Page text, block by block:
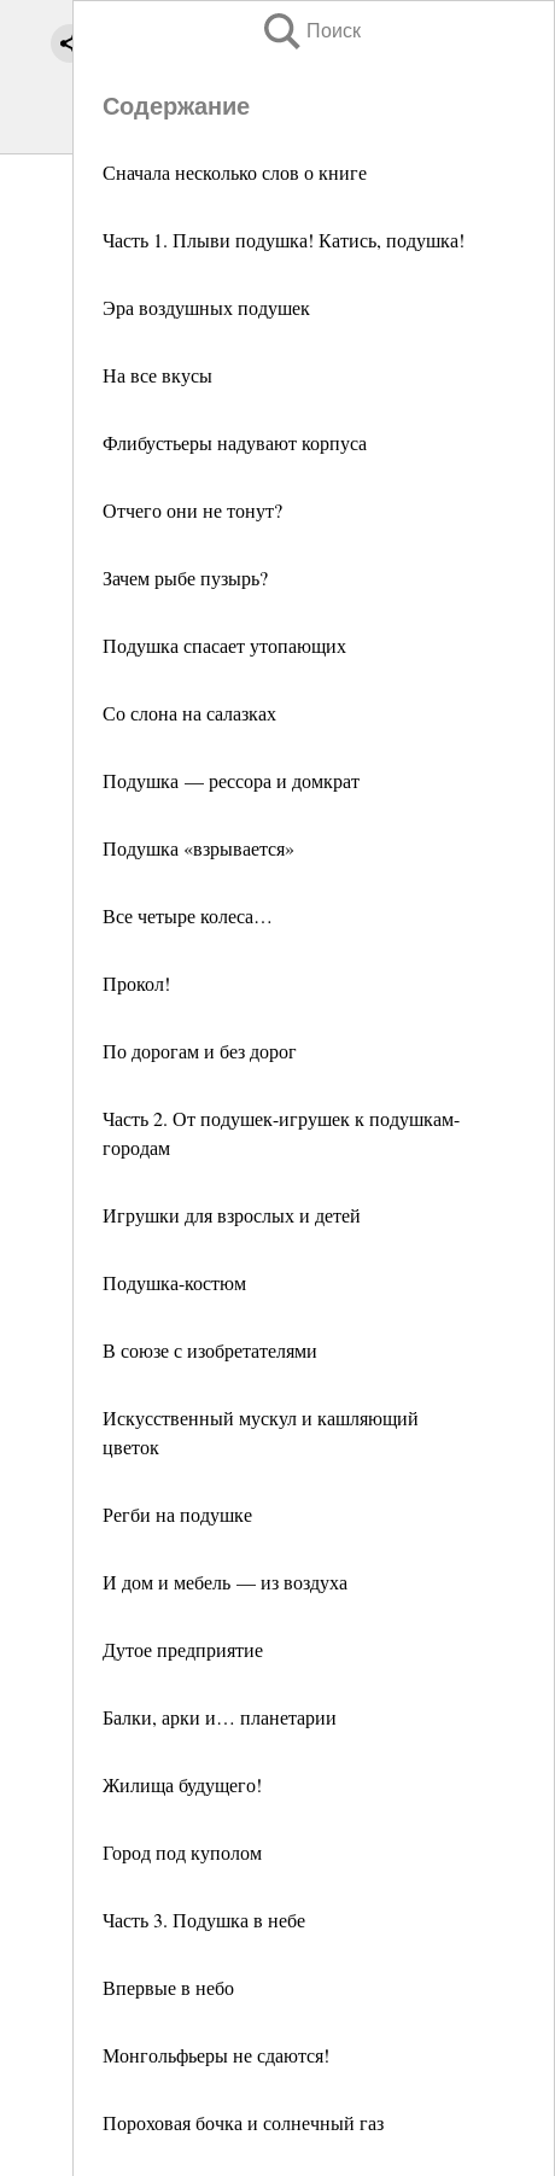
Поиск
Содержание
Сначала несколько слов о книге
Часть 1. Плыви подушка! Катись, подушка!
Эра воздушных подушек
На все вкусы
Флибустьеры надувают корпуса
Отчего они не тонут?
Зачем рыбе пузырь?
Подушка спасает утопающих
Со слона на салазках
Подушка — рессора и домкрат
Подушка «взрывается»
Все четыре колеса…
Прокол!
По дорогам и без дорог
Часть 2. От подушек-игрушек к подушкам-
городам
Игрушки для взрослых и детей
Подушка-костюм
В союзе с изобретателями
Искусственный мускул и кашляющий
цветок
Регби на подушке
И дом и мебель — из воздуха
Дутое предприятие
Балки, арки и… планетарии
Жилища будущего!
Город под куполом
Часть 3. Подушка в небе
Впервые в небо
Монгольфьеры не сдаются!
Пороховая бочка и солнечный газ